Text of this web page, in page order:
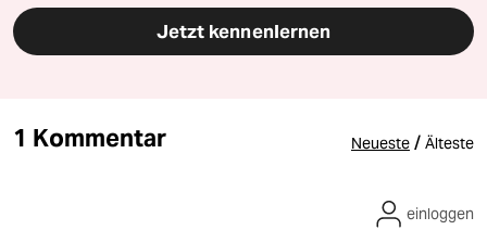
Jetzt kennenlernen
1 Kommentar Neueste / Älteste
einloggen